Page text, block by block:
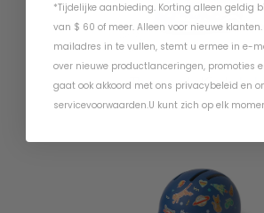
Thousand .
726 kr
*Tijdelijke aanbieding. Korting alleen geldig
van $ 60 of meer. Alleen voor nieuwe
mailadres in te vullen, stemt u ermee in e-
over nieuwe productlanceringen, promoties
gaat ook akkoord met ons privacybeleid en
servicevoorwaarden.U kunt zich op elk